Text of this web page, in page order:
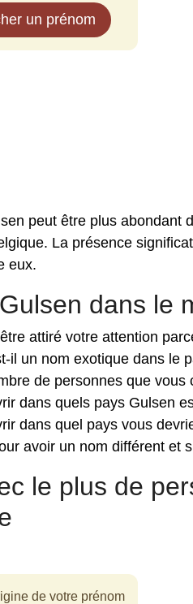
un prénom
peut être plus abondant
La présence
eux.
dans le
attiré votre attention
il un nom exotique dans le
de personnes que
dans quels pays Gulsen
dans quel pays vous
avoir un nom différent et
le plus de
de votre prénom